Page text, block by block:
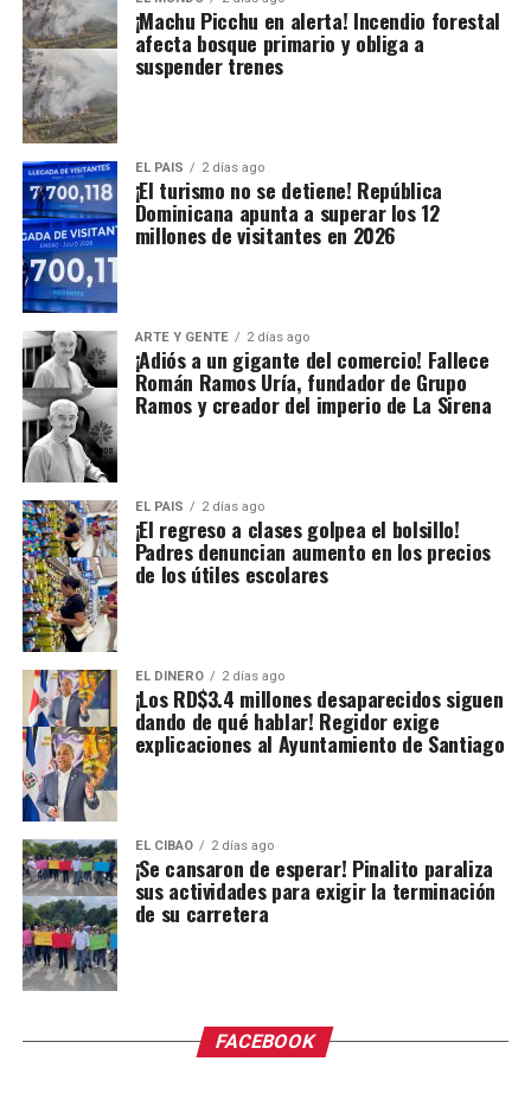
¡Machu Picchu en alerta! Incendio forestal
afecta bosque primario y obliga a
suspender trenes
EL PAIS 2 días ago
¡El turismo no se detiene! República
Dominicana apunta a superar los 12
millones de visitantes en 2026
ARTE Y GENTE 2 días ago
¡Adiós a un gigante del comercio! Fallece
Román Ramos Uría, fundador de Grupo
Ramos y creador del imperio de La Sirena
EL PAIS 2 días ago
¡El regreso a clases golpea el bolsillo!
Padres denuncian aumento en los precios
de los útiles escolares
EL DINERO 2 días ago
¡Los RD$3.4 millones desaparecidos siguen
dando de qué hablar! Regidor exige
explicaciones al Ayuntamiento de Santiago
EL CIBAO 2 días ago
¡Se cansaron de esperar! Pinalito paraliza
sus actividades para exigir la terminación
de su carretera
FACEBOOK